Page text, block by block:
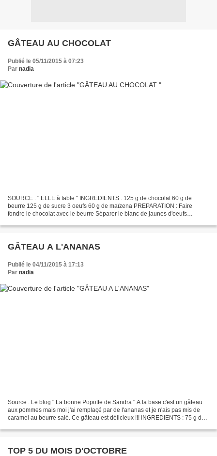
GÂTEAU AU CHOCOLAT
Publié le 05/11/2015 à 07:23
Par nadia
SOURCE : " ELLE à table " INGREDIENTS : 125 g de chocolat 60 g de
beurre 125 g de sucre 3 oeufs 60 g de maïzena PREPARATION : Faire
fondre le chocolat avec le beurre Séparer le blanc de jaunes d'oeufs
GÂTEAU A L'ANANAS
Publié le 04/11/2015 à 17:13
Par nadia
Source : Le blog " La bonne Popotte de Sandra " A la base c'est un gâteau
aux pommes mais moi j'ai remplaçé par de l'ananas et je n'ais pas mis de
caramel au beurre salé. Ce gâteau est délicieux !!! INGREDIENTS : 75 g de
TOP 5 DU MOIS D'OCTOBRE